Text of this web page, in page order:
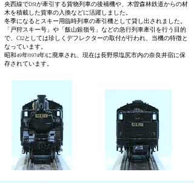
央西線でD51が牽引する貨物列車の後補機や、木曽森林鉄道からの材
木を積載した貨車の入換などに活躍しました。
冬季になるとスキー用臨時列車の牽引機として貸し出されました。
「戸狩スキー号」や「飯山銀嶺号」などの急行列車牽引を行う目的
で、 C12としては珍しくデフレクターの取付が行われ、当機の特徴と
なっています。
昭和49年(1974年)に廃車され、現在は長野県塩尻市内の奈良井宿に保
存されています。